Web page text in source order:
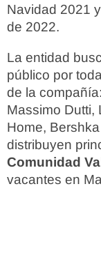
Navidad 2021
de 2022.
La entidad
público por
de la
Massimo Dutti,
Home,
distribuyen
Comunidad
vacantes en